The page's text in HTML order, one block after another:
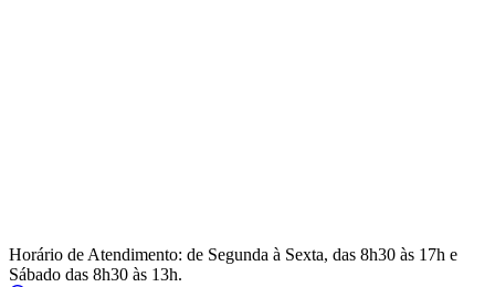
Horário de Atendimento: de Segunda à Sexta, das 8h30 às 17h e
Sábado das 8h30 às 13h.